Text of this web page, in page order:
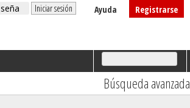
Registrarse
Ayuda
Búsqueda avanzada